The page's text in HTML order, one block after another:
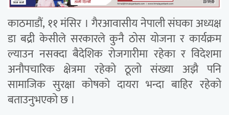
काठमाडौं, ११ मंसिर । गैरआवासीय नेपाली संघका अध्यक्ष
डा बद्री केसीले सरकारले कुनै ठोस योजना र कार्यक्रम
ल्याउन नसक्दा बैदेशिक रोजगारीमा रहेका र विदेशमा
अनौपचारिक क्षेत्रमा रहेको ठूलो संख्या अझै पनि
सामाजिक सुरक्षा कोषको दायरा भन्दा बाहिर रहेको
बताउनुभएको छ ।